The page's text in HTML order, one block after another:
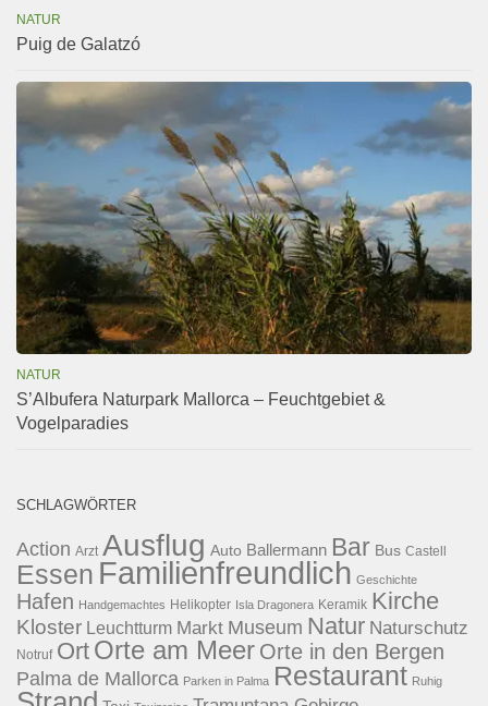
NATUR
Puig de Galatzó
NATUR
S’Albufera Naturpark Mallorca – Feuchtgebiet &
Vogelparadies
SCHLAGWÖRTER
Action Arzt Ausflug Auto Ballermann Bar Bus Castell
Essen Familienfreundlich Geschichte
Hafen Handgemachtes Helikopter Isla Dragonera Keramik Kirche
Kloster Leuchtturm Markt Museum Natur Naturschutz
Notruf Ort Orte am Meer Orte in den Bergen
Palma de Mallorca Parken in Palma Restaurant Ruhig